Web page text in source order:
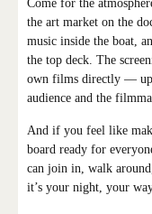
Come for the
the art market on the
music inside the boat,
the top deck. The
own films directly — up
audience and the
And if you feel like
board ready for
can join in, walk
it’s your night, your